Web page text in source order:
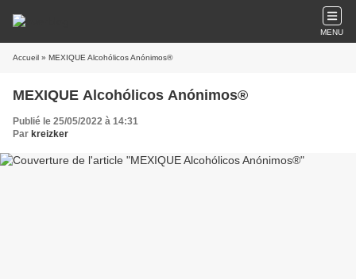
MENU
Accueil » MEXIQUE Alcohólicos Anónimos®
MEXIQUE Alcohólicos Anónimos®
Publié le 25/05/2022 à 14:31
Par kreizker